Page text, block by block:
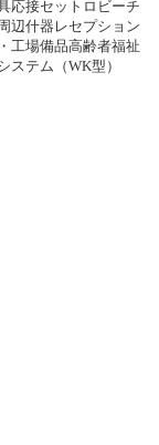
応接セ ッ ト ロ ビーチ
辺什器 レセプシ ョ ン
・ 工場備品高齢者福祉
ステム （WK型 ）